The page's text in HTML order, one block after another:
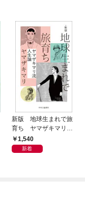
新版 地球生まれで旅
育ち ヤマザキマリ流
人生論
1,540
新着